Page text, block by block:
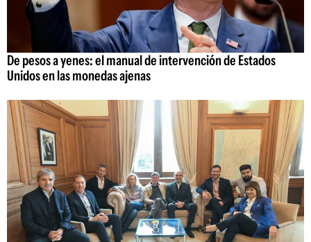
De pesos a yenes: el manual de intervención de Estados
Unidos en las monedas ajenas